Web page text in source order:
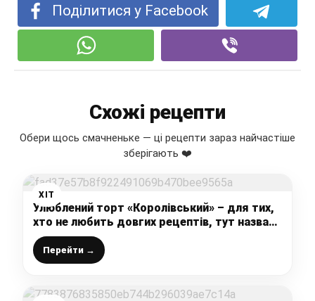
Поділитися у Facebook
Схожі рецепти
Обери щось смачненьке — ці рецепти зараз найчастіше
зберігають ❤️
ХІТ
Улюблений торт «Королівський» – для тих,
хто не любить довгих рецептів, тут назва
говорить сама за себе
Перейти →